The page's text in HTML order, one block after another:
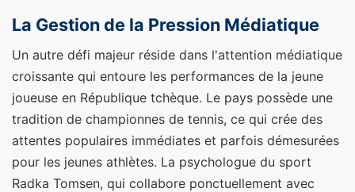
La Gestion de la Pression Médiatique
Un autre défi majeur réside dans l'attention médiatique
croissante qui entoure les performances de la jeune
joueuse en République tchèque. Le pays possède une
tradition de championnes de tennis, ce qui crée des
attentes populaires immédiates et parfois démesurées
pour les jeunes athlètes. La psychologue du sport
Radka Tomsen, qui collabore ponctuellement avec